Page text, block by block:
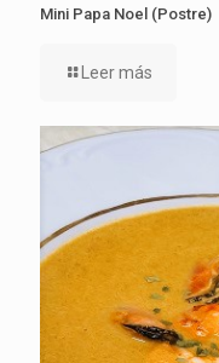
Mini Papa Noel (Postre)
Leer más